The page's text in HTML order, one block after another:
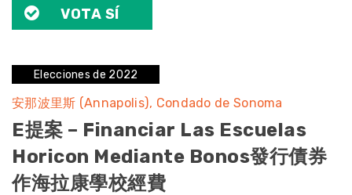
VOTA SÍ
Elecciones de 2022
安那波里斯 (Annapolis) Condado de Sonoma
E提案 – Financiar Las Escuelas
Horicon Mediante Bonos發行債券
作海拉康學校經費